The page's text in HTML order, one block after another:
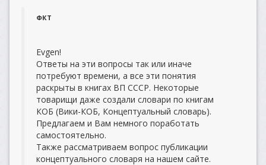
ФКТ
Evgen!
Ответы на эти вопросы так или иначе
потребуют времени, а все эти понятия
раскрыты в книгах ВП СССР. Некоторые
товарищи даже создали словари по книгам
КОБ (Вики-КОБ, Концептуальный словарь).
Предлагаем и Вам немного поработать
самостоятельно.
Также рассматриваем вопрос публикации
концептуального словаря на нашем сайте.